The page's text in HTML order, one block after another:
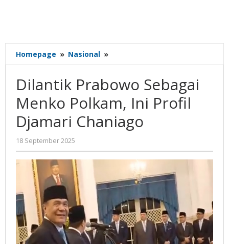
Homepage » Nasional »
Prabowo
Menko
Polkam,
Ini
Profil
Djamari
Dilantik Prabowo Sebagai
Menko Polkam, Ini Profil
Djamari Chaniago
18 September 2025
Gatot
Susanto